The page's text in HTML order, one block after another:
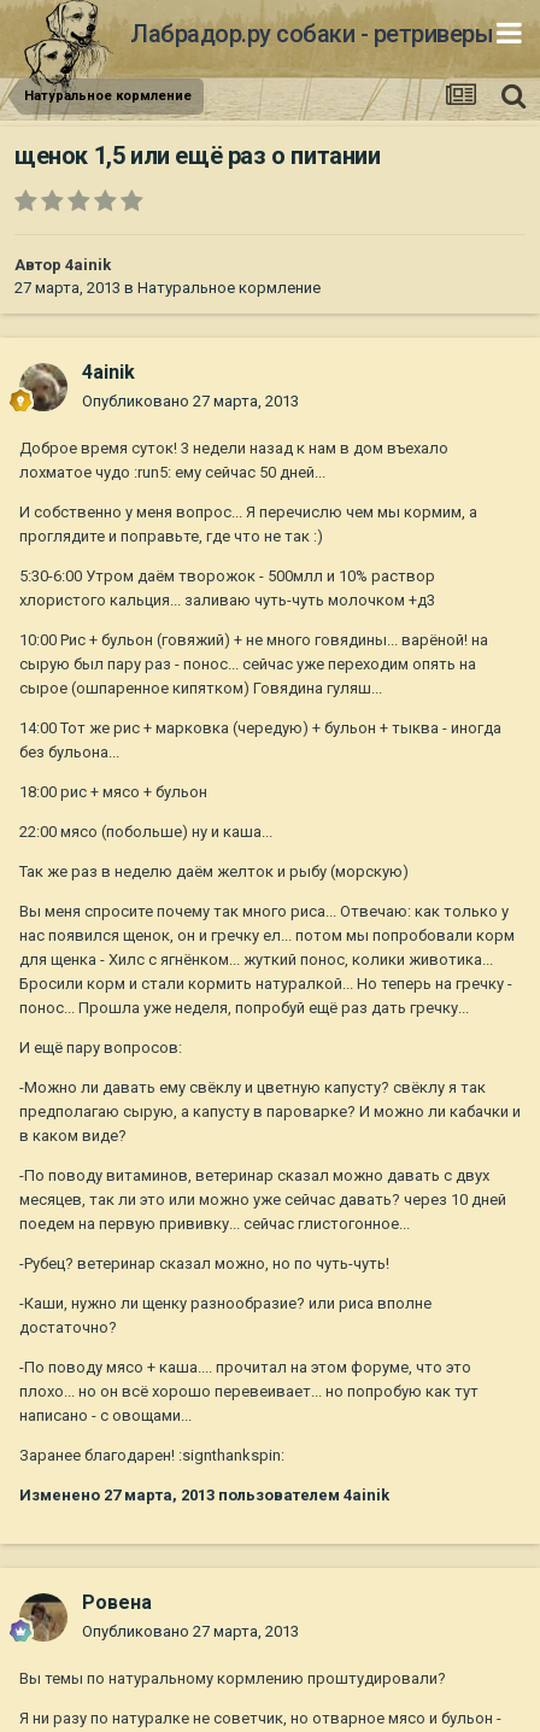
Лабрадор.ру собаки - ретриверы
Натуральное кормление
щенок 1,5 или ещё раз о питании
Автор 4ainik
27 марта, 2013 в Натуральное кормление
4ainik
Опубликовано 27 марта, 2013
Доброе время суток! 3 недели назад к нам в дом въехало
лохматое чудо :run5: ему сейчас 50 дней...
И собственно у меня вопрос... Я перечислю чем мы кормим, а
проглядите и поправьте, где что не так :)
5:30-6:00 Утром даём творожок - 500млл и 10% раствор
хлористого кальция... заливаю чуть-чуть молочком +д3
10:00 Рис + бульон (говяжий) + не много говядины... варёной! на
сырую был пару раз - понос... сейчас уже переходим опять на
сырое (ошпаренное кипятком) Говядина гуляш...
14:00 Тот же рис + марковка (чередую) + бульон + тыква - иногда
без бульона...
18:00 рис + мясо + бульон
22:00 мясо (побольше) ну и каша...
Так же раз в неделю даём желток и рыбу (морскую)
Вы меня спросите почему так много риса... Отвечаю: как только у
нас появился щенок, он и гречку ел... потом мы попробовали корм
для щенка - Хилс с ягнёнком... жуткий понос, колики животика...
Бросили корм и стали кормить натуралкой... Но теперь на гречку -
понос... Прошла уже неделя, попробуй ещё раз дать гречку...
И ещё пару вопросов:
-Можно ли давать ему свёклу и цветную капусту? свёклу я так
предполагаю сырую, а капусту в пароварке? И можно ли кабачки и
в каком виде?
-По поводу витаминов, ветеринар сказал можно давать с двух
месяцев, так ли это или можно уже сейчас давать? через 10 дней
поедем на первую прививку... сейчас глистогонное...
-Рубец? ветеринар сказал можно, но по чуть-чуть!
-Каши, нужно ли щенку разнообразие? или риса вполне
достаточно?
-По поводу мясо + каша.... прочитал на этом форуме, что это
плохо... но он всё хорошо перевеивает... но попробую как тут
написано - с овощами...
Заранее благодарен! :signthankspin:
Изменено 27 марта, 2013 пользователем 4ainik
Ровена
Опубликовано 27 марта, 2013
Вы темы по натуральному кормлению проштудировали?
Я ни разу по натуралке не советчик, но отварное мясо и бульон -